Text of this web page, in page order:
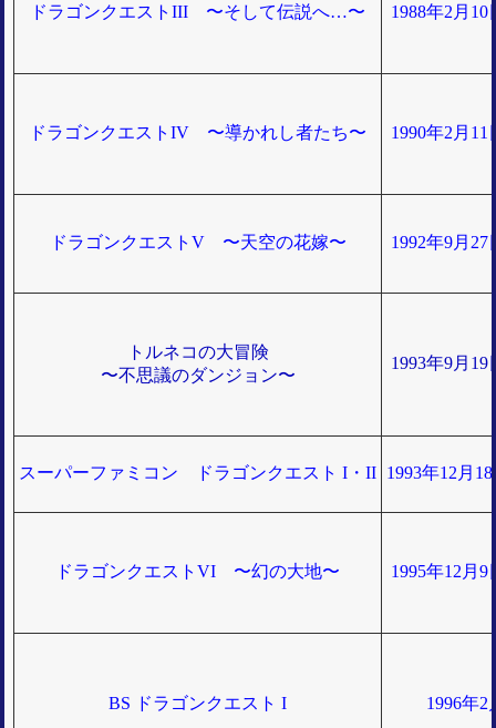
ドラゴンクエストIII 〜そして伝説へ…〜 1988年2月10
ドラゴンクエストIV 〜導かれし者たち〜 1990年2月11
ドラゴンクエストV 〜天空の花嫁〜 1992年9月27
トルネコの大冒険
〜不思議のダンジョン〜
1993年9月19
スーパーファミコン ドラゴンクエスト I・II 1993年12月
ドラゴンクエストVI 〜幻の大地〜 1995年12月9
BS ドラゴンクエスト I 1996年2